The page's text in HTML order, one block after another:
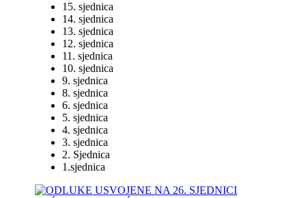
15. sjednica
14. sjednica
13. sjednica
12. sjednica
11. sjednica
10. sjednica
9. sjednica
8. sjednica
6. sjednica
5. sjednica
4. sjednica
3. sjednica
2. Sjednica
1.sjednica